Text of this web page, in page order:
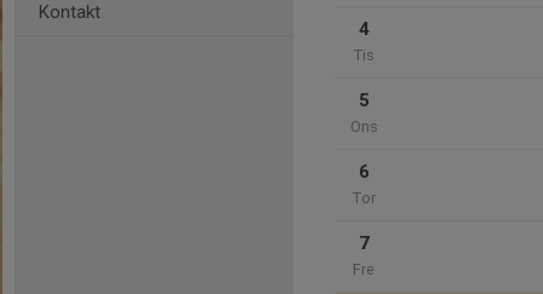
Kontakt
4
Tis
5
Ons
6
Tor
7
Fre